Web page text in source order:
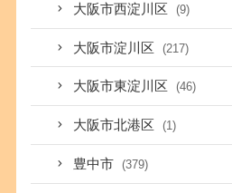
大阪市西淀川区 (9)
大阪市淀川区 (217)
大阪市東淀川区 (46)
大阪市北港区 (1)
豊中市 (379)